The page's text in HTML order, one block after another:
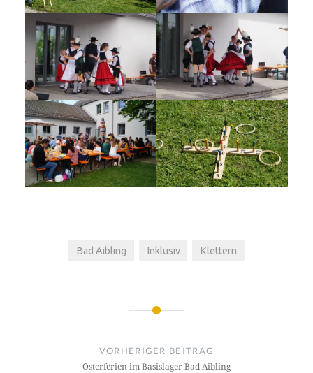
Bad Aibling Inklusiv Klettern
VORHERIGER BEITRAG
Osterferien im Basislager Bad Aibling